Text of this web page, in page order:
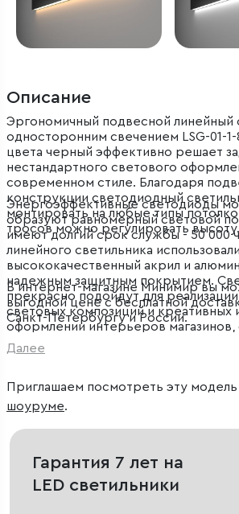
Описание
Эргономичный подвесной линейный
односторонним свечением LSG-01-1-
цвета черный эффективно решает
нестандартного светового
современном стиле. Благодаря
конструкции светодиодный
монтировать на любые типы
тросов можно регулировать высоту.
Энергоэффективные светодиоды
образуют равномерный световой
имеют долгий срок службы - 50 000
линейного светильника использовали
высококачественный акрил и
надежным защитным покрытием.
прекрасно подойдут для
световых композиций и креативных
оформлении интерьеров
помещений.
В интернет-магазине Минимир вы
выгодной цене с бесплатной
Санкт-Петербургу и России.
Далее
Приглашаем посмотреть эту модель
шоуруме.
Гарантия 7 лет на
LED светильники